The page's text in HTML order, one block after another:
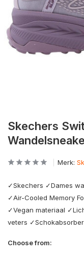
Skechers
Merk:
✓Skechers ✓Dames
✓Air-Cooled Memory
✓Vegan materiaal
veters
Choose from: